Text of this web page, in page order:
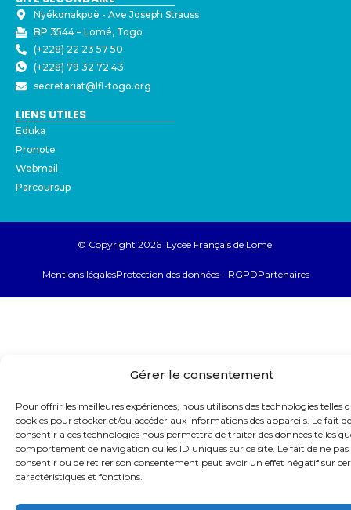
Gérer le consentement
Pour offrir les meilleures expériences, nous utilisons des technologies telles
cookies pour stocker et/ou accéder aux informations des appareils. Le fait de
consentir à ces technologies nous permettra de traiter des données telles
comportement de navigation ou les ID uniques sur ce site. Le fait de ne pas
consentir ou de retirer son consentement peut avoir un effet négatif sur
caractéristiques et fonctions.
Nyékonakpoè - ⁠Ave Joseph Strauss
BP 3544 – Lomé, Togo
(+228) 22 23 57 50
(+228) 79 32 72 43
secretariat@lfl-togo.org
LIENS UTILES
Eduka
Pronote
Webmail
Parcoursup
© Copyright 2026 Lycée Français de Lomé
Mentions légalesProtection des données - RGPDPartenaires